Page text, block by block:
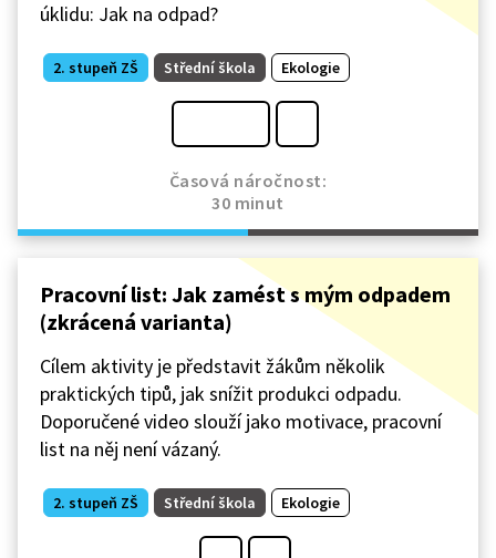
úklidu: Jak na odpad?
2. stupeň ZŠ Střední škola Ekologie
Časová náročnost:
30 minut
Pracovní list: Jak zamést s mým odpadem
(zkrácená varianta)
Cílem aktivity je představit žákům několik
praktických tipů, jak snížit produkci odpadu.
Doporučené video slouží jako motivace, pracovní
list na něj není vázaný.
2. stupeň ZŠ Střední škola Ekologie